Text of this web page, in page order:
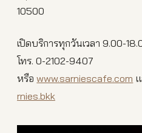
10500
เปิดบริการทุกวันเวลา 9.00-
โทร. 0-2102-9407
หรือwww.sarniescafe.com
rnies.bkk